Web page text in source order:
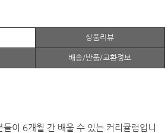
상품리뷰
배송/반품/교환정보
이 6개월 간 배울 수 있는 커리큘럼입니